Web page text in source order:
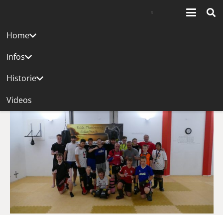
Home
Infos
Historie
Videos
In den Untermenüs finden Sie Berichte
Bilder und Videos zu vergangenen
Lehrgängen und Veranstaltungen.